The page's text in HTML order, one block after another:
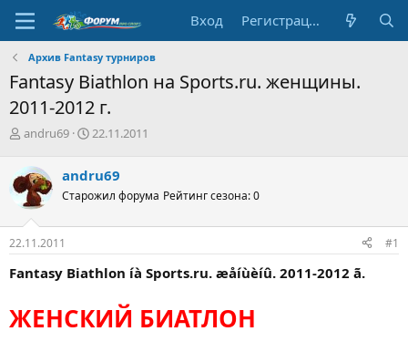
Вход Регистрация
Архив Fantasy турниров
Fantasy Biathlon на Sports.ru. женщины.
2011-2012 г.
А
т
о
р
т
е
м
andru69
Д
а
н
ч
а
22.11.2011
andru69
Старожил форума Рейтинг сезона: 0
22.11.2011 #1
Fantasy Biathlon íà Sports.ru. æåíùèíû. 2011-2012 ã.
ЖЕНСКИЙ БИАТЛОН